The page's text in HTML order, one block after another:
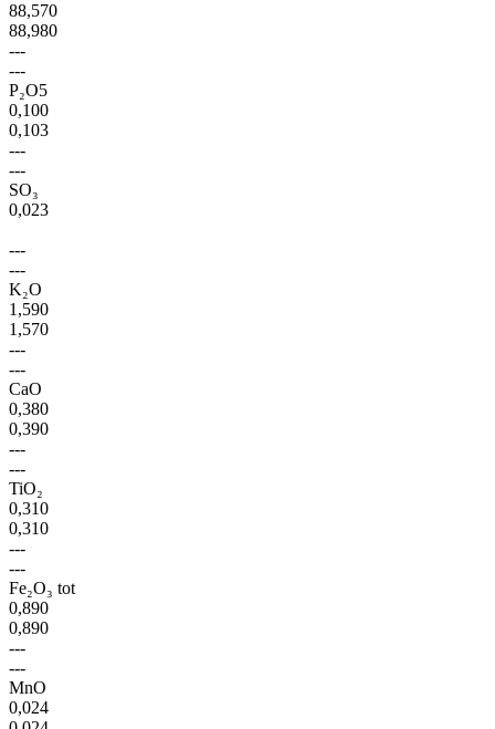
88,570
88,980
---
---
P₂O5
0,100
0,103
---
---
SO₃
0,023
---
---
K₂O
1,590
1,570
---
---
CaO
0,380
0,390
---
---
TiO₂
0,310
0,310
---
---
Fe₂O₃ tot
0,890
0,890
---
---
MnO
0,024